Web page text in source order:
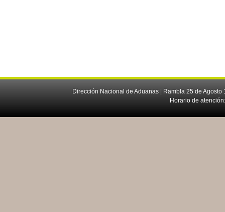
Dirección Nacional de Aduanas | Rambla 25 de
Horario de